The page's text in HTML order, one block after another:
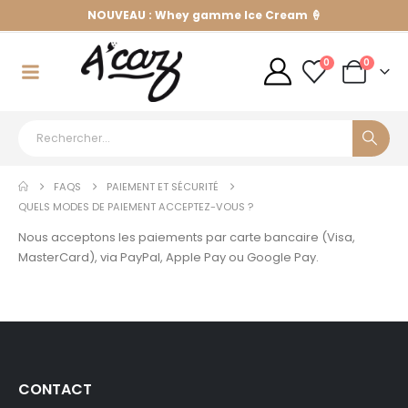
NOUVEAU : Whey gamme Ice Cream 🍦
0 0
FAQS
PAIEMENT ET SÉCURITÉ
QUELS MODES DE PAIEMENT ACCEPTEZ-VOUS ?
Nous acceptons les paiements par carte bancaire (Visa,
MasterCard), via PayPal, Apple Pay ou Google Pay.
CONTACT